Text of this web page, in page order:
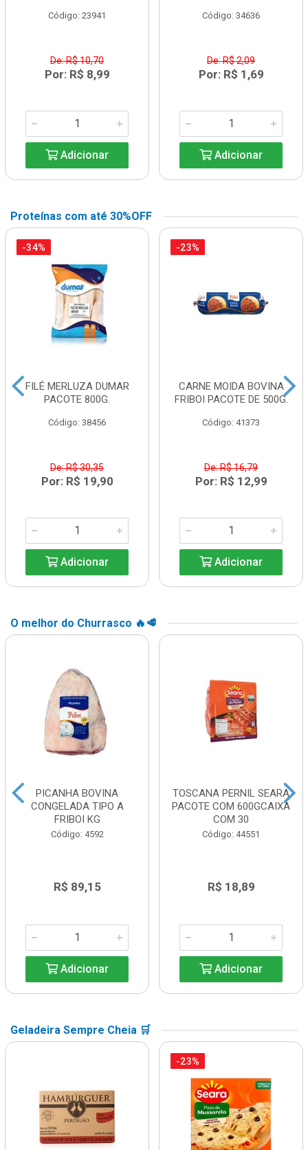
Código: 23941
De: R$ 10,70
Por: R$ 8,99
Adicionar
Código: 34636
De: R$ 2,09
Por: R$ 1,69
Adicionar
Proteínas com até 30%OFF
-34%
FILÉ MERLUZA DUMAR
PACOTE 800G.
Código: 38456
De: R$ 30,35
Por: R$ 19,90
Adicionar
-23%
CARNE MOIDA BOVINA
FRIBOI PACOTE DE 500G.
Código: 41373
De: R$ 16,79
Por: R$ 12,99
Adicionar
O melhor do Churrasco 🔥🥩
PICANHA BOVINA
CONGELADA TIPO A
FRIBOI KG
Código: 4592
R$ 89,15
Adicionar
TOSCANA PERNIL SEARA
PACOTE COM 600GCAIXA
COM 30
Código: 44551
R$ 18,89
Adicionar
Geladeira Sempre Cheia 🛒
-23%